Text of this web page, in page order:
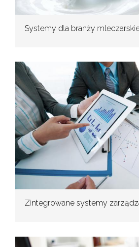
Systemy dla branży
Zintegrowane systemy